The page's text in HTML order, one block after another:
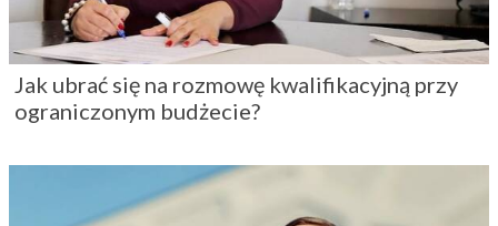
Jak ubrać się na rozmowę kwalifikacyjną przy
ograniczonym budżecie?